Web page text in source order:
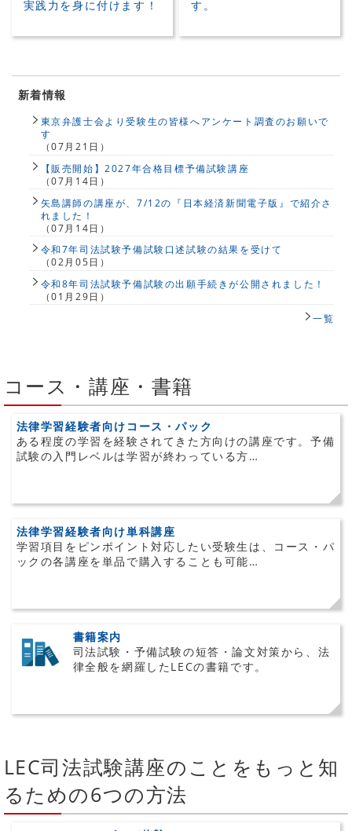
実践力を身に付けます！
す。
新着情報
東京弁護士会より受験生の皆様へアンケート調査のお願いで
す
（07月21日）
【販売開始】2027年合格目標予備試験講座
（07月14日）
矢島講師の講座が、7/12の『日本経済新聞電子版』で紹介さ
れました！
（07月14日）
令和7年司法試験予備試験口述試験の結果を受けて
（02月05日）
令和8年司法試験予備試験の出願手続きが公開されました！
（01月29日）
一覧
コース・講座・書籍
法律学習経験者向けコース・パック
ある程度の学習を経験されてきた方向けの講座です。予備
試験の入門レベルは学習が終わっている方…
法律学習経験者向け単科講座
学習項目をピンポイント対応したい受験生は、コース・パ
ックの各講座を単品で購入することも可能…
書籍案内
司法試験・予備試験の短答・論文対策から、法
律全般を網羅したLECの書籍です。
LEC司法試験講座のことをもっと知
るための6つの方法